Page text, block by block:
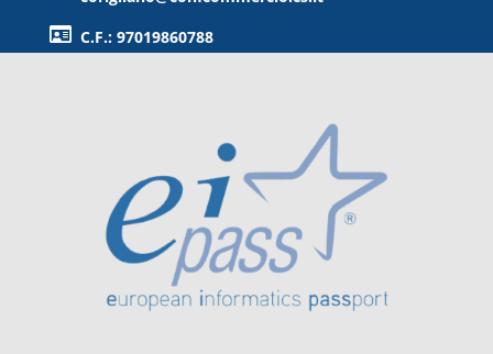
C.F.: 97019860788